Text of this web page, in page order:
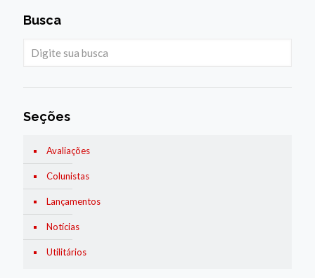
Busca
Seções
Avaliações
Colunistas
Lançamentos
Notícias
Utilitários